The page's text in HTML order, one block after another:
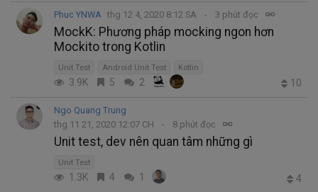
Phuc YNWA thg 12 4, 2020 8:12 SA 3 phút đọc
MockK: Phương pháp mocking ngon hơn
Mockito trong Kotlin
Unit Test Android Unit Test Kotlin
3.9K 5 2 10
Ngo Quang Trung
thg 11 21, 2020 12:07 CH
8 phút đọc
Unit test, dev nên quan tâm những gì
Unit Test
1.3K 4 1 4